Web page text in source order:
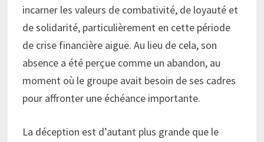
incarner les valeurs de combativité, de loyauté et
de solidarité, particulièrement en cette période
de crise financière aiguë. Au lieu de cela, son
absence a été perçue comme un abandon, au
moment où le groupe avait besoin de ses cadres
pour affronter une échéance importante.
La déception est d’autant plus grande que le